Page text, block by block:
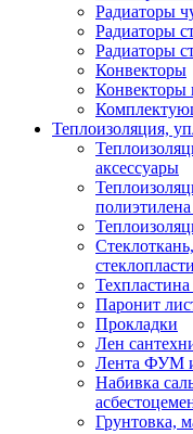
Радиаторы
Радиаторы
Радиаторы
Конвекторы
Конвекторы
Теплоизоляция,
аксессуары
Паронит
Прокладки
Лен
Лента ФУМ и
Набивка
Грунтовка,